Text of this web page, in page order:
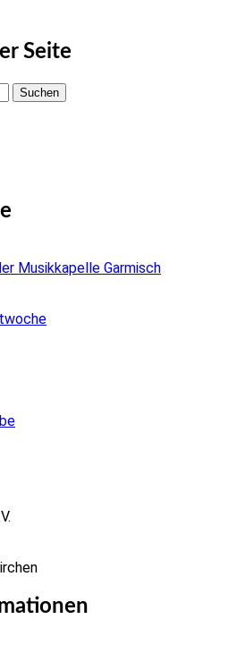
Seite
Musikkapelle Garmisch